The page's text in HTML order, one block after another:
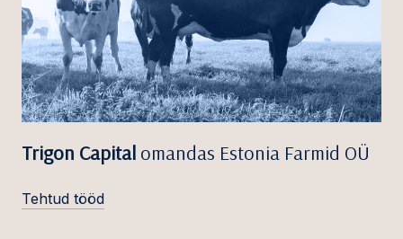
Trigon Capital omandas Estonia Farmid OÜ
Tehtud tööd